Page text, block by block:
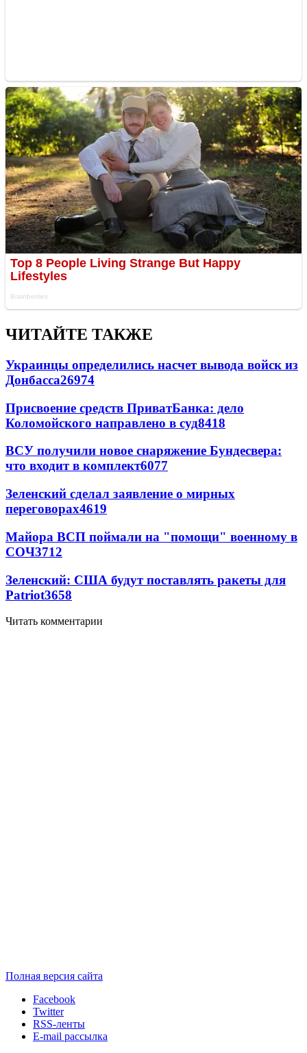
ЧИТАЙТЕ ТАКЖЕ
Украинцы определились насчет вывода войск из
Донбасса26974
Присвоение средств ПриватБанка: дело
Коломойского направлено в суд8418
ВСУ получили новое снаряжение Бундесвера:
что входит в комплект6077
Зеленский сделал заявление о мирных
переговорах4619
Майора ВСП поймали на "помощи" военному в
СОЧ3712
Зеленский: США будут поставлять ракеты для
Patriot3658
Читать комментарии
Полная версия сайта
Facebook
Twitter
RSS-ленты
E-mail рассылка